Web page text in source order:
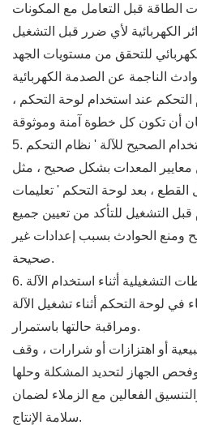
الطاقة قبل التعامل مع المكونات
للتحقق من مستويات الجهد
التحكم عند استخدام لوحة التحكم ،
الصحيح للآلة ' نظام التحكم
المعدات بشكل صحيح ، مثل
التشغيل للتأكد من تعيين جميع
ومنع الحوادث بسبب إعدادات غير
صحيحة.
التشغيلية أثناء استخدام الآلة
في لوحة التحكم أثناء تشغيل الآلة
ومراقبة حالتها باستمرار.
أو اهتزازات أو شرارات ، وقف
الفعالين مع الزملاء لضمان
سلامة الإنتاج.